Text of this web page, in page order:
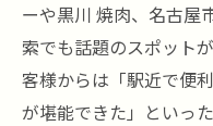
ーや黒川 焼肉、名古屋
索でも話題のスポット
客様からは「駅近で便
が堪能できた」といっ